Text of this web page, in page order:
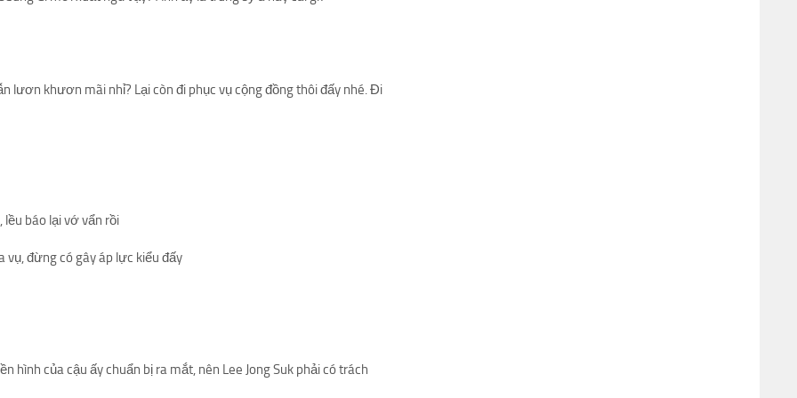
lươn khươn mãi nhỉ? Lại còn đi phục vụ cộng đồng thôi đấy nhé. Đi
lều báo lại vớ vẩn rồi
đừng có gây áp lực kiểu đấy
hình của cậu ấy chuẩn bị ra mắt, nên Lee Jong Suk phải có trách